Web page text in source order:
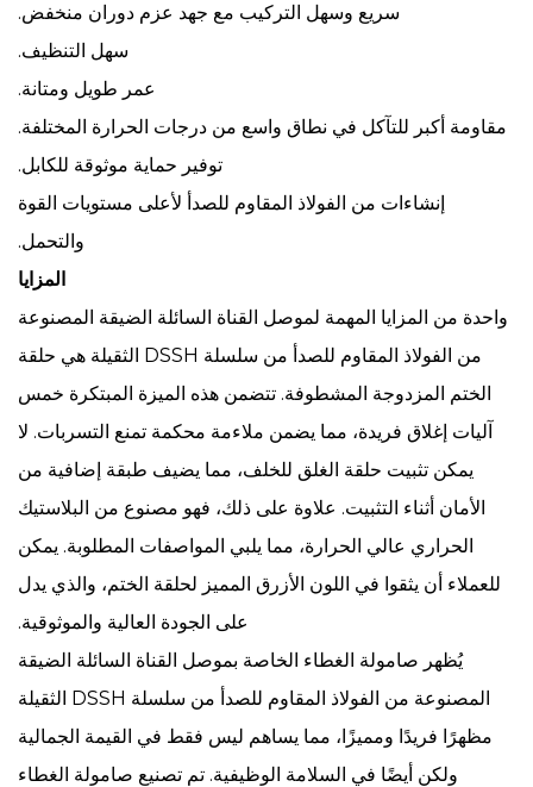
سريع وسهل التركيب مع جهد عزم دوران منخفض.
سهل التنظيف.
عمر طويل ومتانة.
مقاومة أكبر للتآكل في نطاق واسع من درجات الحرارة المختلفة.
توفير حماية موثوقة للكابل.
إنشاءات من الفولاذ المقاوم للصدأ لأعلى مستويات القوة
والتحمل.
المزايا
واحدة من المزايا المهمة لموصل القناة السائلة الضيقة المصنوعة
من الفولاذ المقاوم للصدأ من سلسلة DSSH الثقيلة هي حلقة
الختم المزدوجة المشطوفة. تتضمن هذه الميزة المبتكرة خمس
آليات إغلاق فريدة، مما يضمن ملاءمة محكمة تمنع التسربات. لا
يمكن تثبيت حلقة الغلق للخلف، مما يضيف طبقة إضافية من
الأمان أثناء التثبيت. علاوة على ذلك، فهو مصنوع من البلاستيك
الحراري عالي الحرارة، مما يلبي المواصفات المطلوبة. يمكن
للعملاء أن يثقوا في اللون الأزرق المميز لحلقة الختم، والذي يدل
على الجودة العالية والموثوقية.
يُظهر صامولة الغطاء الخاصة بموصل القناة السائلة الضيقة
المصنوعة من الفولاذ المقاوم للصدأ من سلسلة DSSH الثقيلة
مظهرًا فريدًا ومميزًا، مما يساهم ليس فقط في القيمة الجمالية
ولكن أيضًا في السلامة الوظيفية. تم تصنيع صامولة الغطاء